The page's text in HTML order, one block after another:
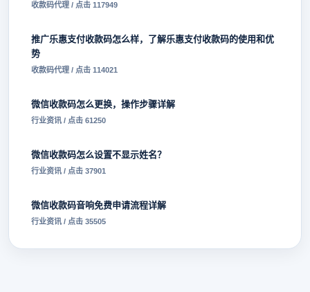
收款码代理 / 点击 117949
推广乐惠支付收款码怎么样，了解乐惠支付收款码的使用和优
势
收款码代理 / 点击 114021
微信收款码怎么更换，操作步骤详解
行业资讯 / 点击 61250
微信收款码怎么设置不显示姓名？
行业资讯 / 点击 37901
微信收款码音响免费申请流程详解
行业资讯 / 点击 35505